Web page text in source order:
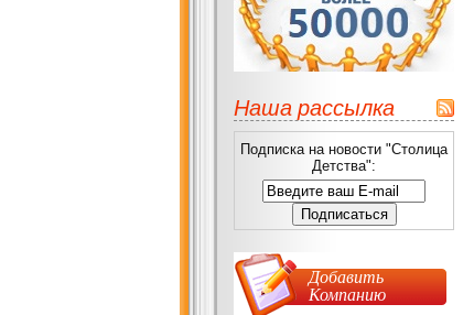
Наша рассылка
Подписка на новости "Столица
Детства":
Добавить
Компанию